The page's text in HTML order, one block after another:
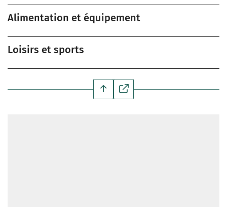
Alimentation et équipement
Loisirs et sports